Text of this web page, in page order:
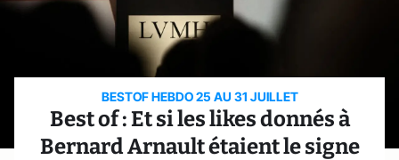
BESTOF HEBDO 25 AU 31 JUILLET
Best of : Et si les likes donnés à
Bernard Arnault étaient le signe